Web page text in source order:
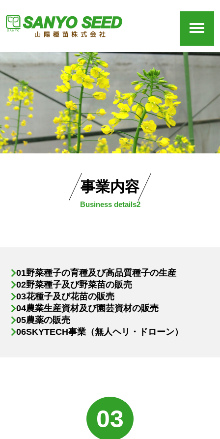
事業内容
Business details2
野菜種子の育種及び高品質種子の生産
野菜種子及び野菜苗の販売
花種子及び花苗の販売
農業生産資材及び園芸資材の販売
農薬の販売
SKYTECH事業（無人ヘリ・ドローン）
03